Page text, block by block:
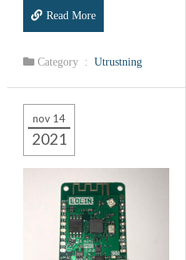
Read More
Category : Utrustning
nov 14
2021